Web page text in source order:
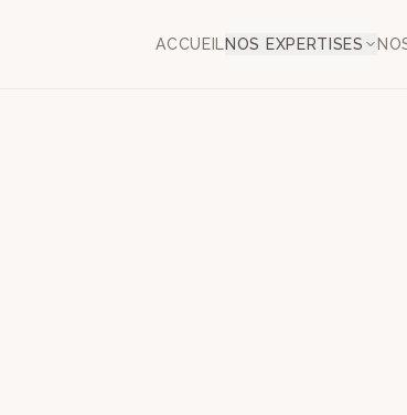
ACCUEIL NOS EXPERTISES